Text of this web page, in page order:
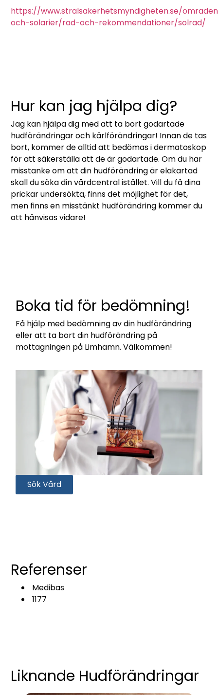
https://www.stralsakerhetsmyndigheten.se/
och-solarier/rad-och-rekommendationer/solrad/
Hur kan jag hjälpa dig?
Jag kan hjälpa dig med att ta bort godartade
hudförändringar och kärlförändringar! Innan de tas
bort, kommer de alltid att bedömas i dermatoskop
för att säkerställa att de är godartade. Om du har
misstanke om att din hudförändring är elakartad
skall du söka din vårdcentral istället. Vill du få dina
prickar undersökta, finns det möjlighet för det,
men finns en misstänkt hudförändring kommer du
att hänvisas vidare!
Boka tid för bedömning!
Få hjälp med bedömning av din hudförändring
eller att ta bort din hudförändring på
mottagningen på Limhamn. Välkommen!
Sök Vård
Referenser
Medibas
1177
Liknande Hudförändringar